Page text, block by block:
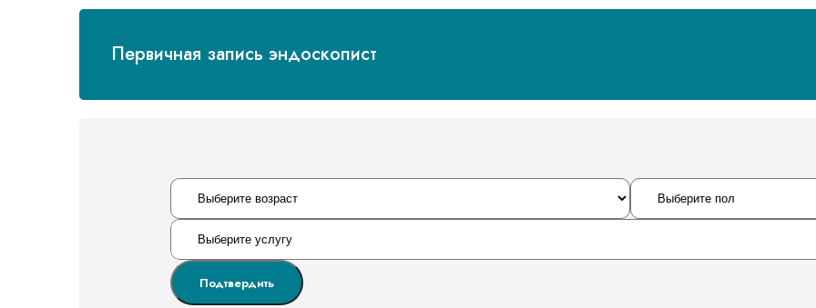
Первичная запись эндоскопист
Подтвердить